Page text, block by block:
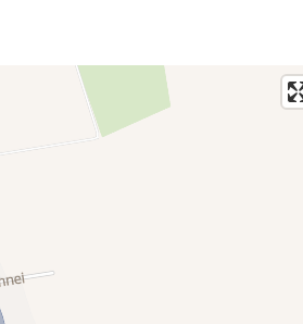
din beton armat conferă sistemului o
4 băi, cameră de zi, bucătărie, living,